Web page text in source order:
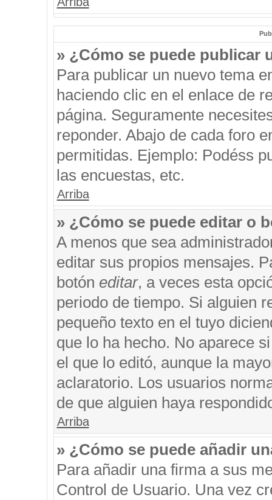
» ¿Cómo se puede publicar
Para publicar un nuevo tema
haciendo clic en el enlace de
página. Seguramente
reponder. Abajo de cada foro
permitidas. Ejemplo: Podéss
las encuestas, etc.
Arriba
» ¿Cómo se puede editar o
A menos que sea
editar sus propios mensajes.
botón editar, a veces esta
periodo de tiempo. Si alguien
pequeño texto en el tuyo
que lo ha hecho. No aparece
el que lo editó, aunque la
aclaratorio. Los usuarios
de que alguien haya
Arriba
» ¿Cómo se puede añadir
Para añadir una firma a sus
Control de Usuario. Una vez